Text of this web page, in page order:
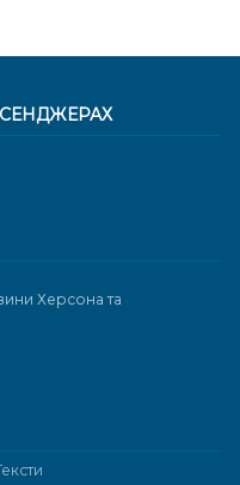
Херсона та